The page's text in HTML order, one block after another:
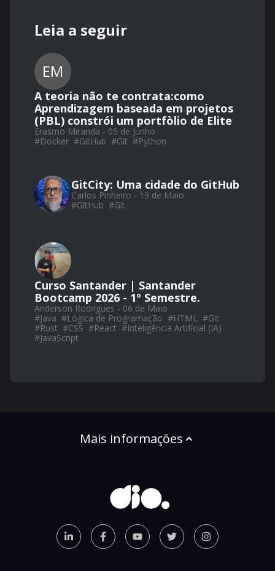
Leia a seguir
EM
A teoria não te contrata:como
Aprendizagem baseada em projetos
(PBL) constrói um portfòlio de Elite
Erasmo Miranda - 05 de Junho
#Docker #GitHub #Git #Python
GitCity: Uma cidade do GitHub
Carlos Pinheiro - 19 de Maio
#GitHub #Git
Curso Santander | Santander
Bootcamp 2026 - 1º Semestre.
Anderson Rodrigues - 06 de Maio
#Java #Lógica de Programação #HTML #Git
#Rust #CSS #React #Inteligência Artificial (IA)
#JavaScript
Mais informações